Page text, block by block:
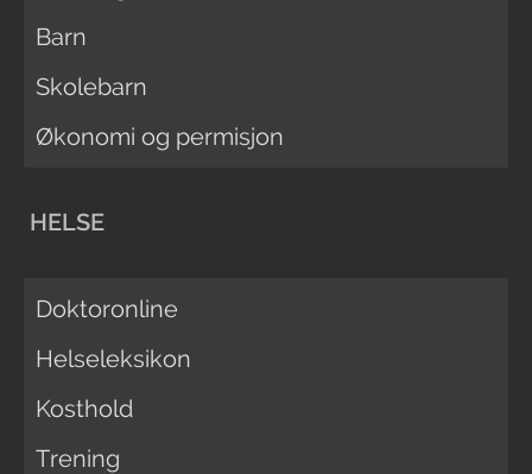
Barn
Skolebarn
Økonomi og permisjon
HELSE
Doktoronline
Helseleksikon
Kosthold
Trening